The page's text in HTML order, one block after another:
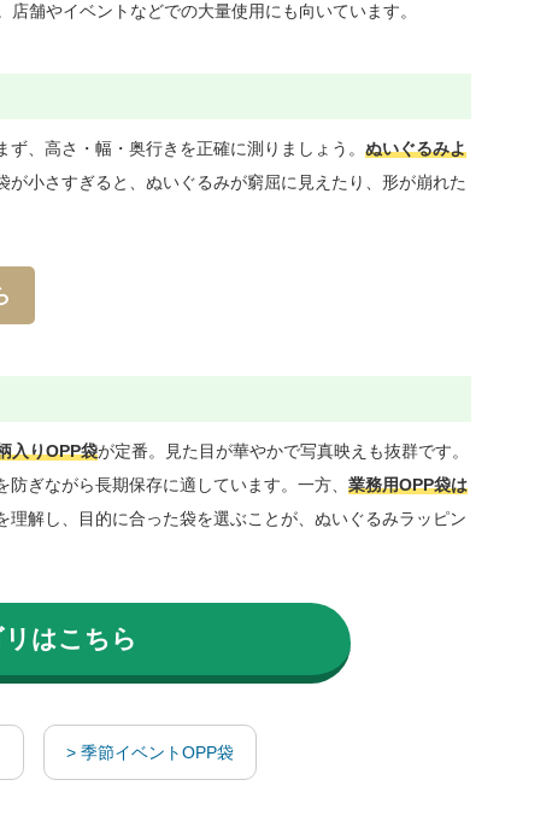
舗やイベントなどでの大量使用にも向いています。
、高さ・幅・奥行きを正確に測りましょう。 ぬいぐるみよ
小さすぎると、ぬいぐるみが窮屈に見えたり、形が崩れた
入りOPP袋が定番。見た目が華やかで写真映えも抜群です。
防ぎながら長期保存に適しています。一方、 業務用OPP袋は
理解し、目的に合った袋を選ぶことが、ぬいぐるみラッピン
はこちら
> 季節イベントOPP袋